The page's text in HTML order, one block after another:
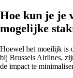
Hoe kun je je
mogelijke
Hoewel het moeilijk is
bij Brussels Airlines,
de impact te